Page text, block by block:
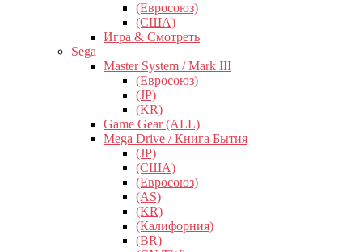
(Евросоюз)
(США)
Игра & Смотреть
Sega
Master System / Mark III
(Евросоюз)
(JP)
(KR)
Game Gear (ALL)
Mega Drive / Книга Бытия
(JP)
(США)
(Евросоюз)
(AS)
(KR)
(Калифорния)
(BR)